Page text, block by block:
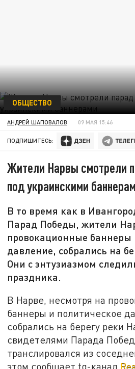
ОБЩЕСТВО
АНДРЕЙ ШАПОВАЛОВ 09 МАЯ 15:46
ПОДПИШИТЕСЬ:
Жители Нарвы смотрели
под украинскими
В то время как в
Парад Победы, жители
провокационные баннеры
давление, собрались на
Они с энтузиазмом
праздника.
В Нарве, несмотря на
баннеры и политическое
собрались на берегу реки
свидетелями Парада
транслировался из
этом сообщает tg-канал